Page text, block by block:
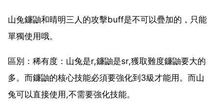
山兔鐮鼬和晴明三人的攻擊buff是不可以疊加的，只能
單獨使用哦。
區別：稀有度：山兔是r,鐮鼬是sr,獲取難度鐮鼬要大的
多。而鐮鼬的核心技能必須要強化到3級才能用。而山
兔可以直接使用,不需要強化技能。